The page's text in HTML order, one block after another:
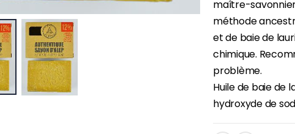
-30%
€10.00 €7.00
6 Bougies Teintées Masse Couleur Blanche
maître-
méthode
et de baie de
chimique.
problème.
Huile de baie de
hydroxyde de